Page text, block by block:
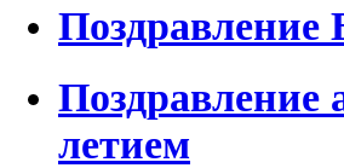
Поздравление
летием